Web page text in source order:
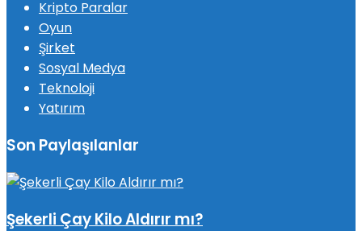
Kripto Paralar
Oyun
Şirket
Sosyal Medya
Teknoloji
Yatırım
Son Paylaşılanlar
Şekerli Çay Kilo Aldırır mı?